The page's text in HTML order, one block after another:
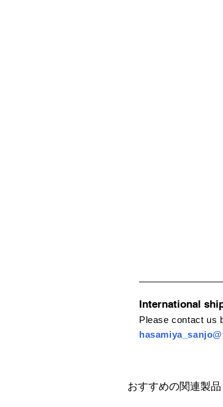
International
Please contact us
おすすめの関連製品